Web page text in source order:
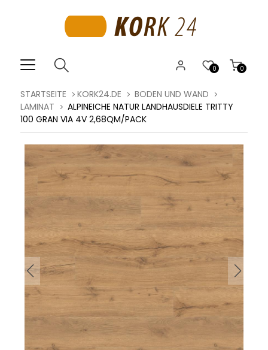
0
0
STARTSEITE KORK24.DE
BODEN UND WAND
LAMINAT
ALPINEICHE NATUR LANDHAUSDIELE TRITTY
100 GRAN VIA 4V 2,68QM/PACK